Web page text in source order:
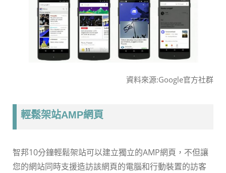
資料來源:Google官方社群
輕鬆架站AMP網頁
智邦10分鐘輕鬆架站可以建立獨立的AMP網頁，不但讓
您的網站同時支援造訪該網頁的電腦和行動裝置的訪客